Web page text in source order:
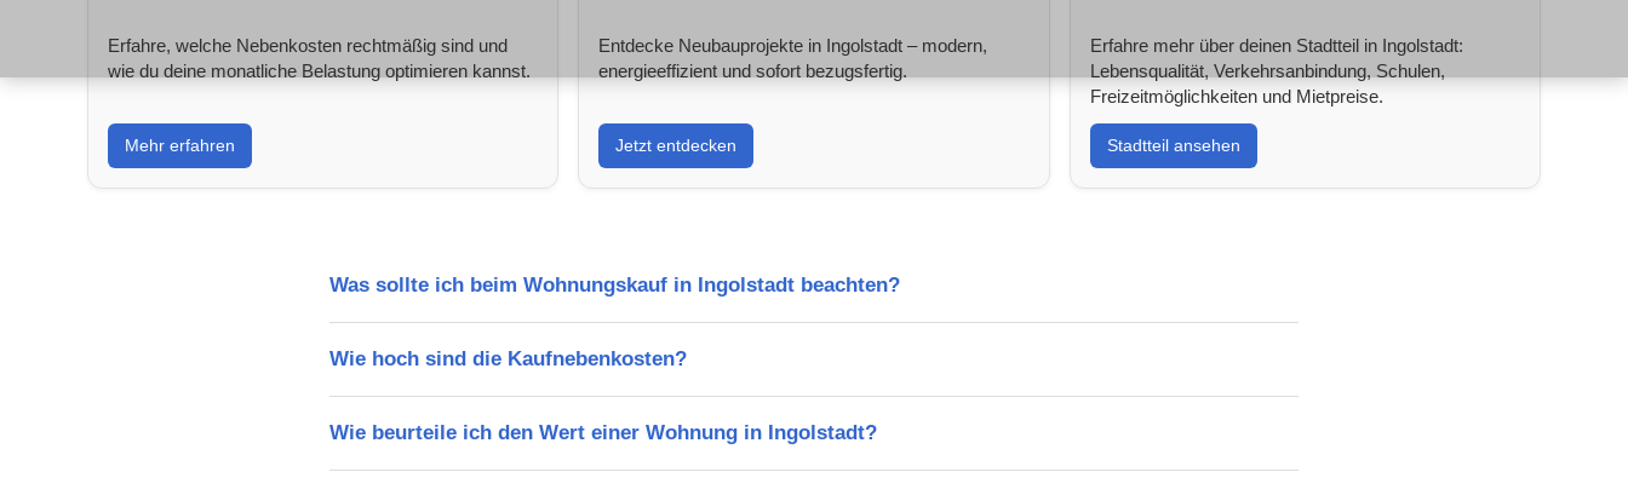
Erfahre, welche Nebenkosten rechtmäßig sind und
wie du deine monatliche Belastung optimieren kannst.
Mehr erfahren
Entdecke Neubauprojekte in Ingolstadt – modern,
energieeffizient und sofort bezugsfertig.
Jetzt entdecken
Erfahre mehr über deinen Stadtteil in Ingolstadt:
Lebensqualität, Verkehrsanbindung, Schulen,
Freizeitmöglichkeiten und Mietpreise.
Stadtteil ansehen
Was sollte ich beim Wohnungskauf in Ingolstadt beachten?
Wie hoch sind die Kaufnebenkosten?
Wie beurteile ich den Wert einer Wohnung in Ingolstadt?